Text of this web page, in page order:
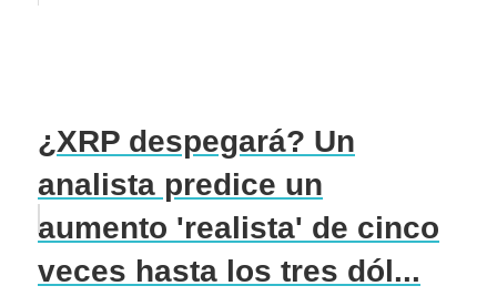
¿XRP despegará? Un
analista predice un
aumento 'realista' de cinco
veces hasta los tres dól...